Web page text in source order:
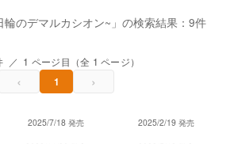
輪のデマルカシオン~」の検索結果：9件
／ 1 ページ目（全 1 ページ）
‹ 1 ›
2025/7/18 発売 2025/2/19 発売